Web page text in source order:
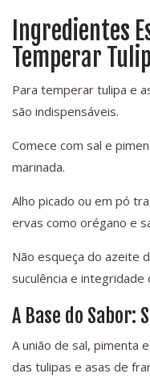
Ingredientes
Temperar
Para temperar tulipa e
são indispensáveis.
Comece com sal e
marinada.
Alho picado ou em pó
ervas como orégano e
Não esqueça do azeite
suculência e integridade
A Base do Sabor:
A união de sal, pimenta
das tulipas e asas de